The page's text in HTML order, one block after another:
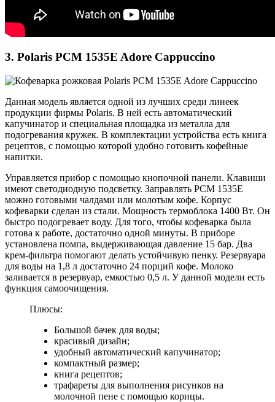
3. Polaris PCM 1535E Adore Cappuccino
Данная модель является одной из лучших среди линеек
продукции фирмы Polaris. В ней есть автоматический
капучинатор и специальная площадка из металла для
подогревания кружек. В комплектации устройства есть книга
рецептов, с помощью которой удобно готовить кофейные
напитки.
Управляется прибор с помощью кнопочной панели. Клавиши
имеют светодиодную подсветку. Заправлять PCM 1535E
можно готовыми чалдами или молотым кофе. Корпус
кофеварки сделан из стали. Мощность термоблока 1400 Вт. Он
быстро подогревает воду. Для того, чтобы кофеварка была
готова к работе, достаточно одной минуты. В приборе
установлена помпа, выдерживающая давление 15 бар. Два
крем-фильтра помогают делать устойчивую пенку. Резервуара
для воды на 1,8 л достаточно 24 порций кофе. Молоко
заливается в резервуар, емкостью 0,5 л. У данной модели есть
функция самоочищения.
Плюсы:
Большой бачек для воды;
красивый дизайн;
удобный автоматический капучинатор;
компактный размер;
книга рецептов;
трафареты для выполнения рисунков на
молочной пене с помощью корицы.